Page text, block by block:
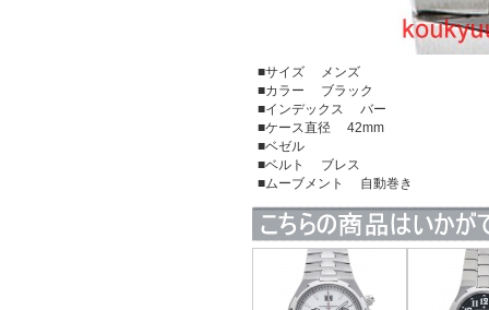
■サイズ メンズ
■カラー ブラック
■インデックス バー
■ケース直径 42mm
■ベゼル
■ベルト ブレス
■ムーブメント 自動巻き